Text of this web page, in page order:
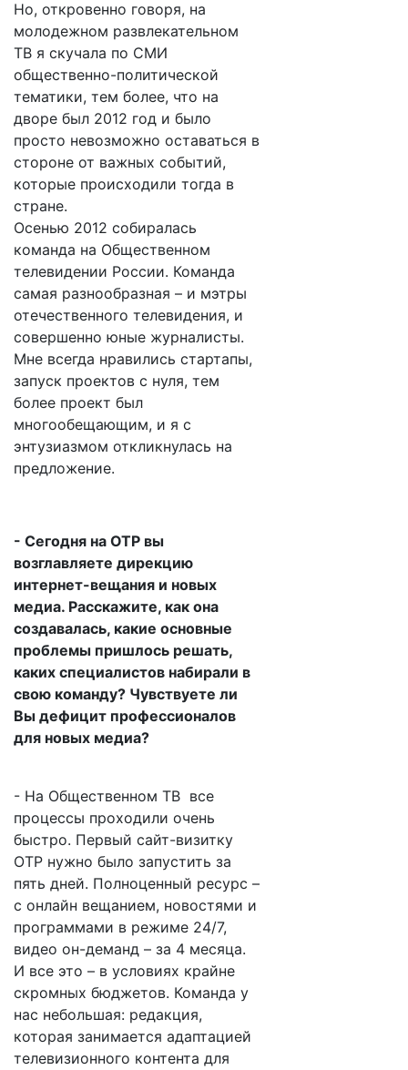
Но, откровенно говоря, на
молодежном развлекательном
ТВ я скучала по СМИ
общественно-политической
тематики, тем более, что на
дворе был 2012 год и было
просто невозможно оставаться в
стороне от важных событий,
которые происходили тогда в
стране.
Осенью 2012 собиралась
команда на Общественном
телевидении России. Команда
самая разнообразная – и мэтры
отечественного телевидения, и
совершенно юные журналисты.
Мне всегда нравились стартапы,
запуск проектов с нуля, тем
более проект был
многообещающим, и я с
энтузиазмом откликнулась на
предложение.
- Сегодня на ОТР вы
возглавляете дирекцию
интернет-вещания и новых
медиа. Расскажите, как она
создавалась, какие основные
проблемы пришлось решать,
каких специалистов набирали в
свою команду? Чувствуете ли
Вы дефицит профессионалов
для новых медиа?
- На Общественном ТВ все
процессы проходили очень
быстро. Первый сайт-визитку
ОТР нужно было запустить за
пять дней. Полноценный ресурс –
с онлайн вещанием, новостями и
программами в режиме 24/7,
видео он-деманд – за 4 месяца.
И все это – в условиях крайне
скромных бюджетов. Команда у
нас небольшая: редакция,
которая занимается адаптацией
телевизионного контента для